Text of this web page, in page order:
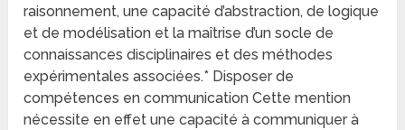
raisonnement, une capacité d’abstraction, de logique
et de modélisation et la maîtrise d’un socle de
connaissances disciplinaires et des méthodes
expérimentales associées.* Disposer de
compétences en communication Cette mention
nécessite en effet une capacité à communiquer à